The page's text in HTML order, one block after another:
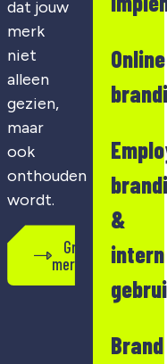
dat jouw
merk
niet
alleen
gezien,
maar
ook
onthouden
wordt.
Gratis
merkscan
Online
&
intern
Brand